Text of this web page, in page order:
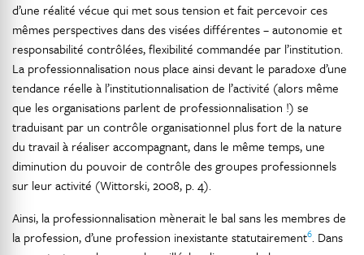
d’une réalité vécue qui met sous tension et fait percevoir ces
mêmes perspectives dans des visées différentes – autonomie et
responsabilité contrôlées, flexibilité commandée par l’institution.
La professionnalisation nous place ainsi devant le paradoxe d’une
tendance réelle à l’institutionnalisation de l’activité (alors même
que les organisations parlent de professionnalisation !) se
traduisant par un contrôle organisationnel plus fort de la nature
du travail à réaliser accompagnant, dans le même temps, une
diminution du pouvoir de contrôle des groupes professionnels
sur leur activité (Wittorski, 2008, p. 4).
Ainsi, la professionnalisation mènerait le bal sans les membres de
la profession, d’une profession inexistante statutairement6. Dans